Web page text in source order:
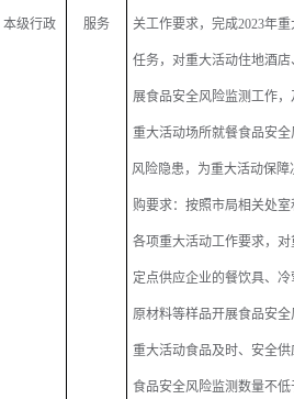
本级行政 服务 关工作要求，完成2023年重
任务，对重大活动住地酒
展食品安全风险监测工作
重大活动场所就餐食品安
风险隐患，为重大活动保
购要求：按照市局相关处
各项重大活动工作要求，对
定点供应企业的餐饮具、
原材料等样品开展食品安
重大活动食品及时、安全供
食品安全风险监测数量不低